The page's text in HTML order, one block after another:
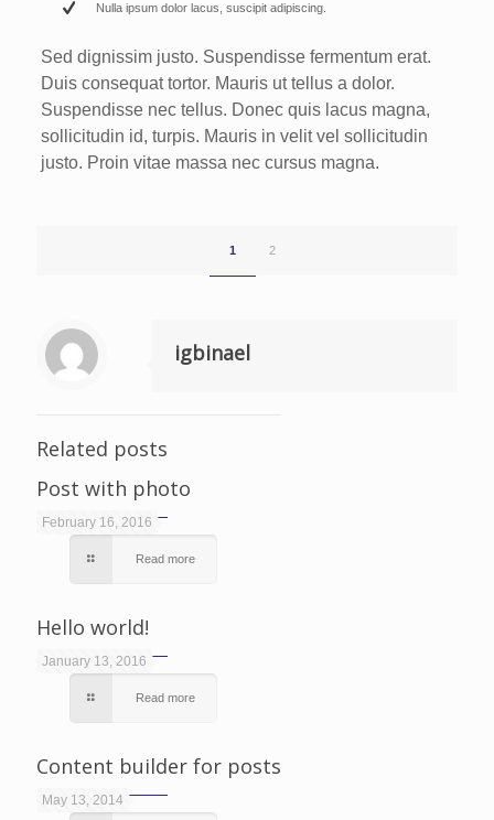
Nulla ipsum dolor lacus, suscipit adipiscing.
Sed dignissim justo. Suspendisse fermentum erat.
Duis consequat tortor. Mauris ut tellus a dolor.
Suspendisse nec tellus. Donec quis lacus magna,
sollicitudin id, turpis. Mauris in velit vel sollicitudin
justo. Proin vitae massa nec cursus magna.
1 2
igbinael
Related posts
February 16, 2016
Post with photo
Read more
January 13, 2016
Hello world!
Read more
May 13, 2014
Content builder for posts